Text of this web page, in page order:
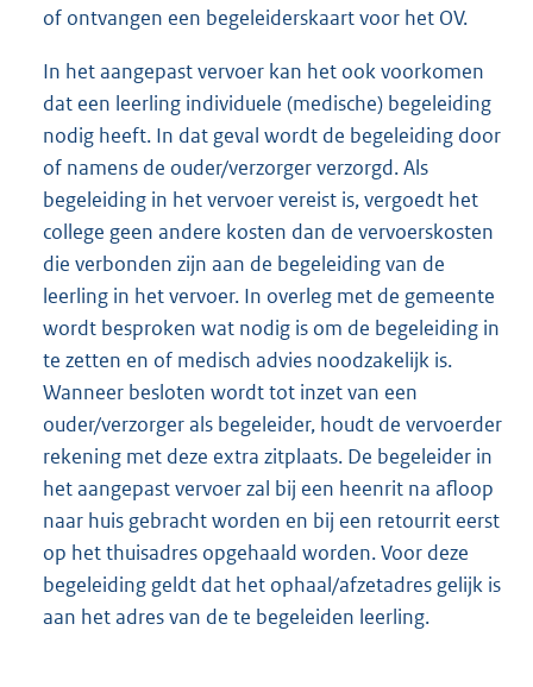
of ontvangen een begeleiderskaart voor het OV.
In het aangepast vervoer kan het ook voorkomen
dat een leerling individuele (medische) begeleiding
nodig heeft. In dat geval wordt de begeleiding door
of namens de ouder/verzorger verzorgd. Als
begeleiding in het vervoer vereist is, vergoedt het
college geen andere kosten dan de vervoerskosten
die verbonden zijn aan de begeleiding van de
leerling in het vervoer. In overleg met de gemeente
wordt besproken wat nodig is om de begeleiding in
te zetten en of medisch advies noodzakelijk is.
Wanneer besloten wordt tot inzet van een
ouder/verzorger als begeleider, houdt de vervoerder
rekening met deze extra zitplaats. De begeleider in
het aangepast vervoer zal bij een heenrit na afloop
naar huis gebracht worden en bij een retourrit eerst
op het thuisadres opgehaald worden. Voor deze
begeleiding geldt dat het ophaal/afzetadres gelijk is
aan het adres van de te begeleiden leerling.